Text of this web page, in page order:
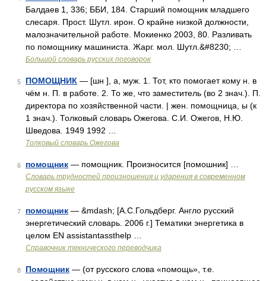
Балдаев 1, 336; ББИ, 184. Старший помощник младшего
слесаря. Прост. Шутл. ирон. О крайне низкой должности,
малозначительной работе. Мокиенко 2003, 80. Разливать
по помощнику машиниста. Жарг. мол. Шутл.&#8230; …
Большой словарь русских поговорок
5 ПОМОЩНИК — [шн ], а, муж. 1. Тот, кто помогает кому н. в
чём н. П. в работе. 2. То же, что заместитель (во 2 знач.). П.
директора по хозяйственной части. | жен. помощница, ы (к
1 знач.). Толковый словарь Ожегова. С.И. Ожегов, Н.Ю.
Шведова. 1949 1992 …
Толковый словарь Ожегова
6 помощник — помощник. Произносится [помошник] …
Словарь трудностей произношения и ударения в современном
русском языке
7 помощник — &mdash; [А.С.Гольдберг. Англо русский
энергетический словарь. 2006 г.] Тематики энергетика в
целом EN assistantassthelp …
Справочник технического переводчика
8 Помощник — (от русского слова «помощь», т.е.